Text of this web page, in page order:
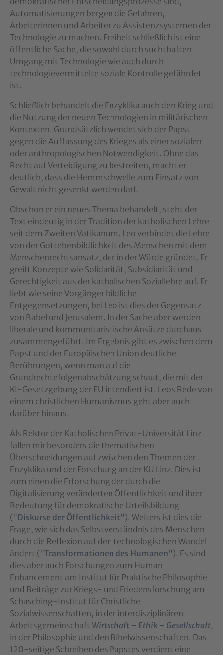
Automatisierungen bergen die Gefahren,
Arbeiterinnen und Arbeiter zu Assistenzsystemen der
Technologie zu machen. Freiheit schließlich ist eine
öffentliche Sache, die sowohl durch suchthaften
Umgang mit Technologie wie auch durch
technologievermittelte soziale Kontrolle gefährdet
ist.
Schließlich behandelt die Enzyklika auch den Krieg und
die Nutzung der neuen Technologien in militärischen
Kontexten. Grundsätzlich wendet sich der Papst
gegen die Auffassung des Krieges als einer sozialen
oder anthropologischen Notwendigkeit. Ohne das
Recht auf Verteidigung zu bestreiten, macht er
deutlich, dass die Hemmschwelle zum Einsatz von
Gewalt nicht gesenkt werden darf.
Obschon er ein neues Thema behandelt, steht der
Text eindeutig in der Tradition der katholischen Lehre
seit dem Zweiten Vatikanum. Leo verbindet die Lehre
von der Gottebenbildlichkeit des Menschen mit dem
Menschenrechtsansatz, der in der Würde gründet. Er
greift Konzepte wie Solidarität, Subsidiarität und
Gerechtigkeit aus der katholischen Soziallehre auf. Er
liebt wie seine Vorgänger bildliche
Entgegensetzungen, bei Leo ist dies der Gegensatz
von Babel und Jerusalem. In der Sache aber werden
liberale und kommunitaristische Ansätze durchaus
zusammengeführt. Im Ergebnis gibt es zwischen dem
Papst und der Europäischen Union deutliche
Berührungen, wenn man auf die
Grundrechtefolgenabschätzung schaut, die mit der
KI-Gesetzgebung der EU intendiert ist. Leos Rede von
einem christlichen Humanismus geht aber auch
darüber hinaus.
Als Rektor der Katholischen Privat-Universität Linz
fallen mir besonders die thematischen
Überschneidungen auf zwischen den Themen der
Enzyklika und der Forschung an der KU Linz. Dies ist
zum einen die Erforschung der durch die
Digitalisierung veränderten Öffentlichkeit und ihrer
Bedeutung für demokratische Urteilsbildung
("Diskurse der Öffentlichkeit"). Weiters ist dies die
Frage, wie sich das Selbstverständnis des Menschen
durch die Reflexion auf den technologischen Wandel
ändert ("Transformationen des Humanen"). Es sind
dies aber auch Forschungen zum Human
Enhancement am Institut für Praktische Philosophie
und Beiträge zur Kriegs- und Friedensforschung am
Schasching-Institut für Christliche
Sozialwissenschaften, in der interdisziplinären
Arbeitsgemeinschaft Wirtschaft – Ethik – Gesellschaft,
in der Philosophie und den Bibelwissenschaften. Das
120-seitige Schreiben des Papstes verdient eine